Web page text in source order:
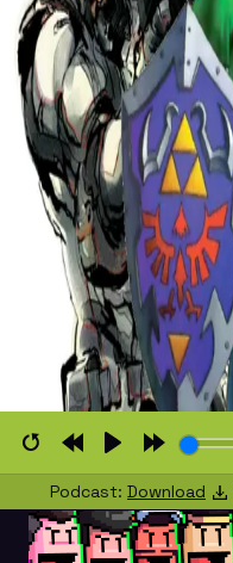
RestartRewind
10s
PlayForward
10s
Podcast: Download